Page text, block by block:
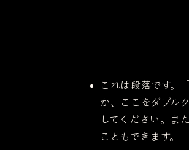
これは段落です。
か、ここをダブル
してください。ま
こともできます。